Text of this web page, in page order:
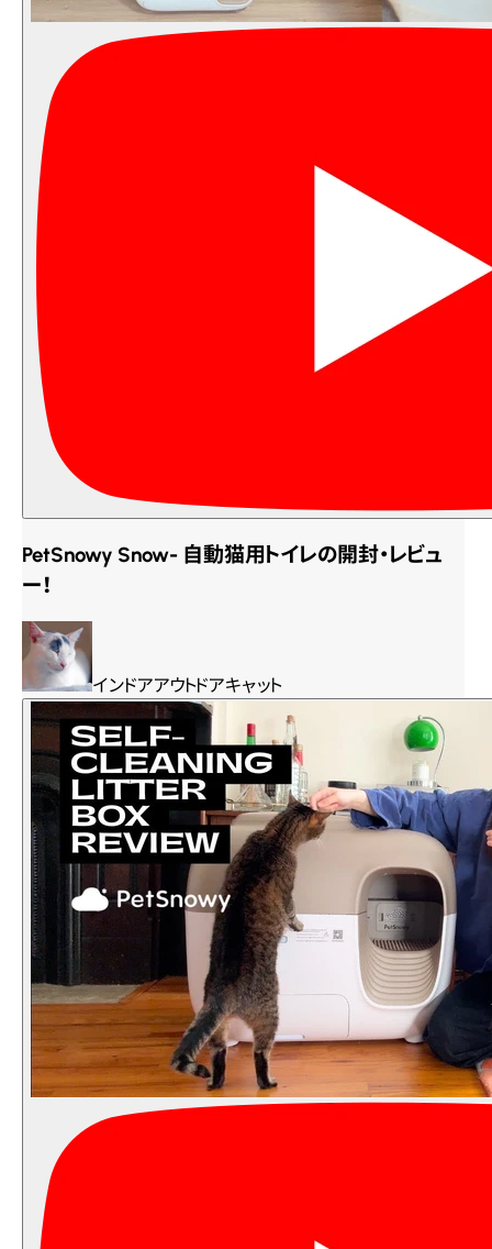
PetSnowy Snow- 自動猫用トイレの開封・レビュ
ー！
インドアアウトドアキャット